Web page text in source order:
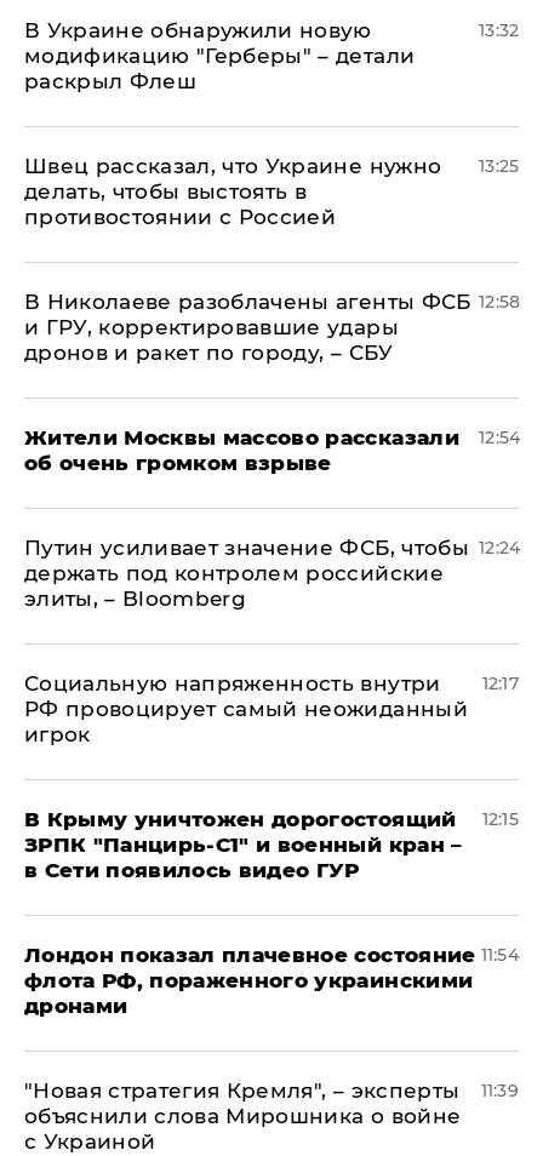
В Украине обнаружили новую
модификацию "Герберы" – детали
раскрыл Флеш
13:32
Швец рассказал, что Украине нужно
делать, чтобы выстоять в
противостоянии с Россией
13:25
В Николаеве разоблачены агенты ФСБ
и ГРУ, корректировавшие удары
дронов и ракет по городу, – СБУ
12:58
Жители Москвы массово рассказали
об очень громком взрыве
12:54
Путин усиливает значение ФСБ, чтобы
держать под контролем российские
элиты, – Bloomberg
12:24
Социальную напряженность внутри
РФ провоцирует самый неожиданный
игрок
12:17
В Крыму уничтожен дорогостоящий
ЗРПК "Панцирь-С1" и военный кран –
в Сети появилось видео ГУР
12:15
Лондон показал плачевное состояние
флота РФ, пораженного украинскими
дронами
11:54
"Новая стратегия Кремля", – эксперты
объяснили слова Мирошника о войне
с Украиной
11:39